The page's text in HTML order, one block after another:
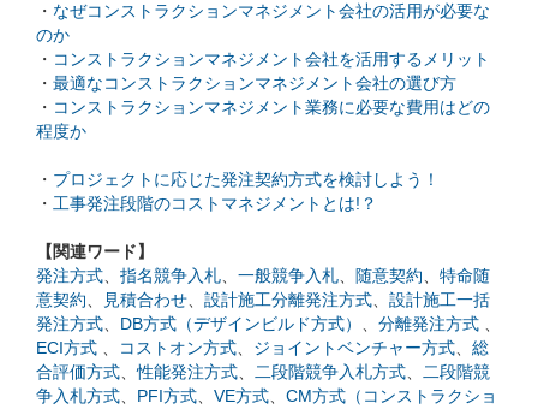
・ なぜコンストラクションマネジメント会社の活用が必要な
のか
・ コンストラクションマネジメント会社を活用するメリット
・ 最適なコンストラクションマネジメント会社の選び方
・ コンストラクションマネジメント業務に必要な費用はどの
程度か
・ プロジェクトに応じた発注契約方式を検討しよう！
・ 工事発注段階のコストマネジメントとは!？
【関連ワード】
発注方式
指名競争入札 一般競争入札 随意契約
特命随
意契約
見積合わせ 設計施工分離発注方式
設計施工一括
発注方式
DB方式（デザインビルド方式） 分離発注方式
ECI方式
コストオン方式 ジョイントベンチャー方式
総
合評価方式 、性能発注方式 二段階競争入札方式
二段階競
争入札方式
PFI方式 VE方式
CM方式（コンストラクショ